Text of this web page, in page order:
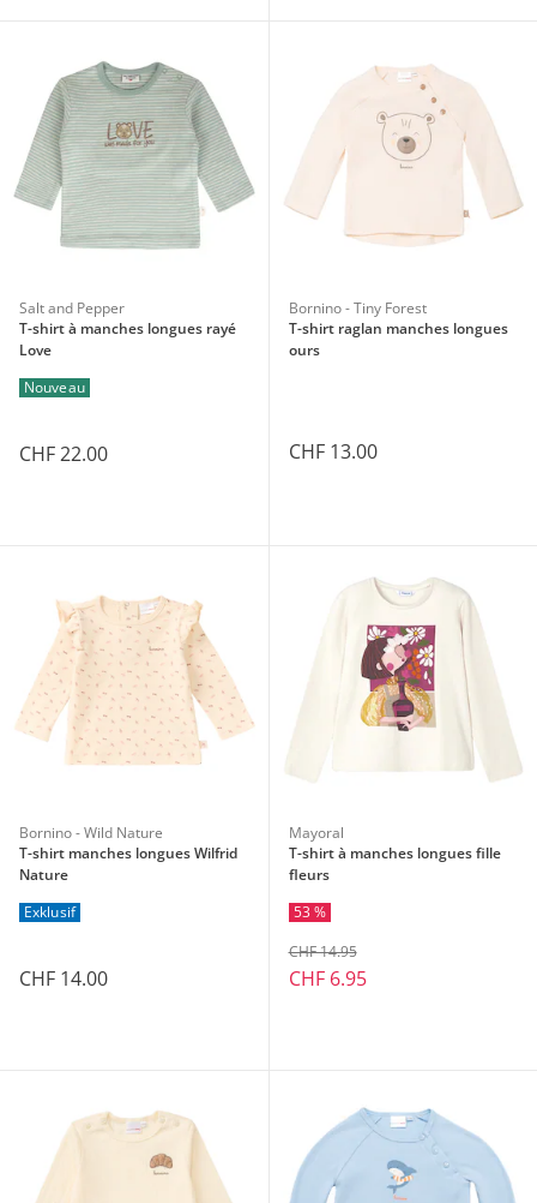
Salt and Pepper
T-shirt à manches longues rayé
Love
Nouveau
CHF 22.00
Bornino - Tiny Forest
T-shirt raglan manches longues
ours
CHF 13.00
Bornino - Wild Nature
T-shirt manches longues Wilfrid
Nature
Exklusif
CHF 14.00
Mayoral
T-shirt à manches longues fille
fleurs
53 %
CHF 14.95
CHF 6.95